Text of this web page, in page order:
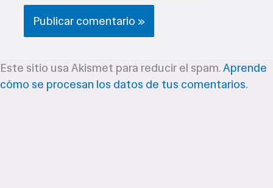
Este sitio usa Akismet para reducir el spam.Aprende
cómo se procesan los datos de tus comentarios.